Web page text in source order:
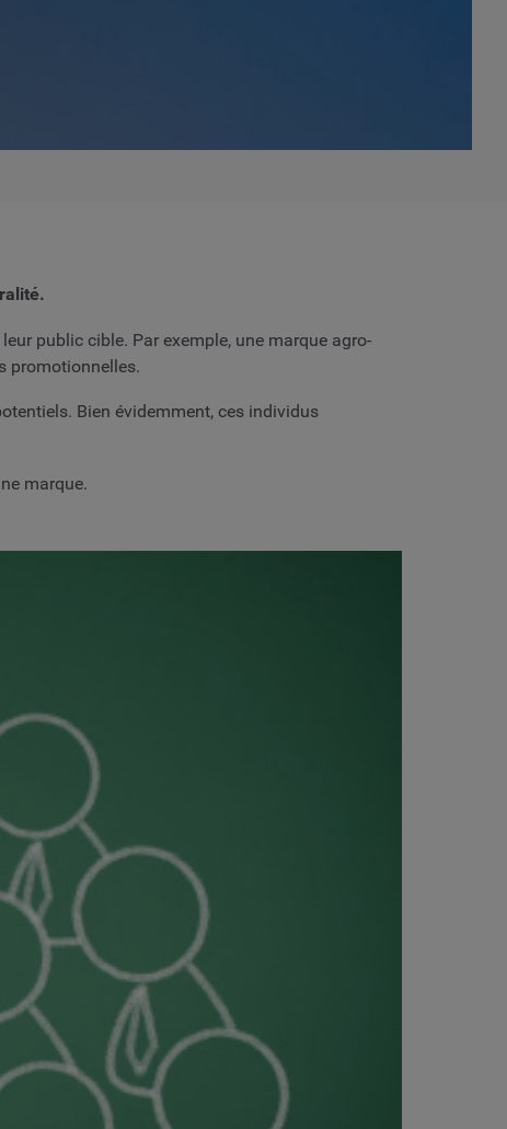
public cible. Par exemple, une marque agro-
promotionnelles.
Bien évidemment, ces individus
marque.